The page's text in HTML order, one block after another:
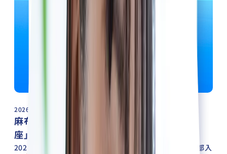
2026/04/26
麻布大学「推薦入試対策オンライン特別講
座」をべレクトが担当しました！
2026年4月26日（日）に開催された、麻布大学の獣医学部入